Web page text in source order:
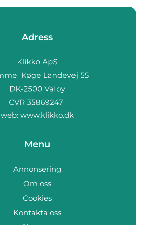
Adress
web: www.klikko.dk
Menu
Annonsering
Om oss
Cookies
Kontakta oss